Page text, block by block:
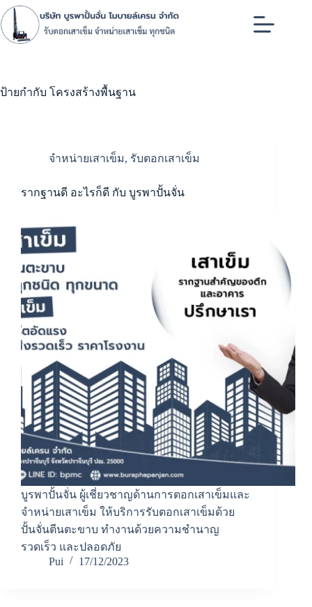
Skip
to
content
ป้ายกำกับ โครงสร้างพื้นฐาน
จำหน่ายเสาเข็ม, รับตอกเสาเข็ม
รากฐานดี อะไรก็ดี กับ บูรพาปั้นจั่น
บูรพาปั้นจั่น ผู้เชี่ยวชาญด้านการตอกเสาเข็มและ
จำหน่ายเสาเข็ม ให้บริการรับตอกเสาเข็มด้วย
ปั้นจั่นตีนตะขาบ ทำงานด้วยความชำนาญ
รวดเร็ว และปลอดภัย
Pui
17/12/2023